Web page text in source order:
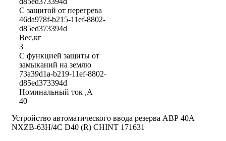
С защитой от перегрева
46da978f-b215-11ef-8802-
d85ed373394d
Вес,кг
3
С функцией защиты от
замыканий на землю
73a39d1a-b219-11ef-8802-
d85ed373394d
Номинальный ток ,А
40
Устройство автоматического ввода резерва АВР 40А
NXZB-63H/4C D40 (R) CHINT 171631